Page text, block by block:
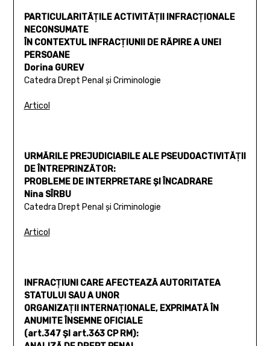
PARTICULARITĂŢILE ACTIVITĂŢII INFRACŢIONALE
NECONSUMATE
ÎN CONTEXTUL INFRACŢIUNII DE RĂPIRE A UNEI
PERSOANE
Dorina GUREV
Catedra Drept Penal şi Criminologie
Articol
URMĂRILE PREJUDICIABILE ALE PSEUDOACTIVITĂŢII
DE ÎNTREPRINZĂTOR:
PROBLEME DE INTERPRETARE ŞI ÎNCADRARE
Nina SÎRBU
Catedra Drept Penal şi Criminologie
Articol
INFRACŢIUNI CARE AFECTEAZĂ AUTORITATEA
STATULUI SAU A UNOR
ORGANIZAŢII INTERNAŢIONALE, EXPRIMATĂ ÎN
ANUMITE ÎNSEMNE OFICIALE
(art.347 ŞI art.363 CP RM):